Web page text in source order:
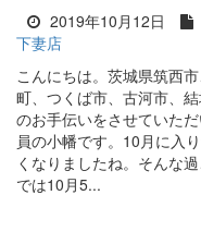
2019年10月12日
下妻店
こんにちは。茨城県筑西
町、つくば市、古河市、
のお手伝いをさせていた
員の小幡です。10月に入
くなりましたね。そんな
では10月5...